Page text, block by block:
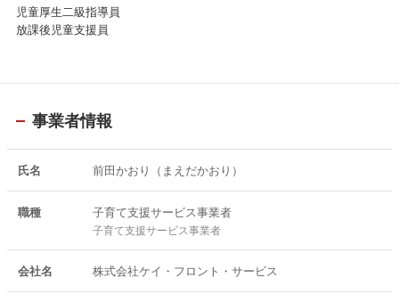
児童厚生二級指導員
放課後児童支援員
事業者情報
氏名 前田かおり（まえだかおり）
職種 子育て支援サービス事業者
子育て支援サービス事業者
会社名 株式会社ケイ・フロント・サービス